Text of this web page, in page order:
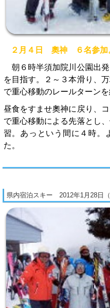
２月４日 奧神 ６名参加
朝６時半須加院川公園出
を目指す。２～３本滑り、
で重心移動のレールターンを
昼食をすませ奧神に戻り、
で重心移動による先落とし
習。あっという間に４時。
た。
県内宿泊スキー 2012年1月28日（